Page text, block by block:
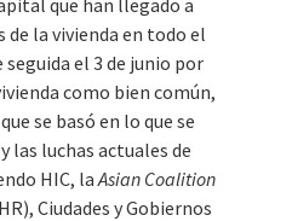
la vivienda en todo el
el 3 de junio por
como bien común,
se basó en lo que se
las luchas actuales de
HIC, la Asian Coalition
Ciudades y Gobiernos